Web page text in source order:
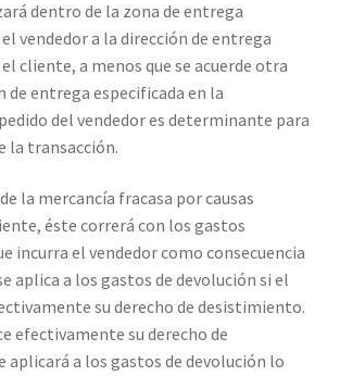
dentro de la zona de entrega
vendedor a la dirección de entrega
cliente, a menos que se acuerde otra
de entrega especificada en la
del vendedor es determinante para
la transacción.
la mercancía fracasa por causas
éste correrá con los gastos
incurra el vendedor como consecuencia
aplica a los gastos de devolución si el
su derecho de desistimiento.
efectivamente su derecho de
aplicará a los gastos de devolución lo